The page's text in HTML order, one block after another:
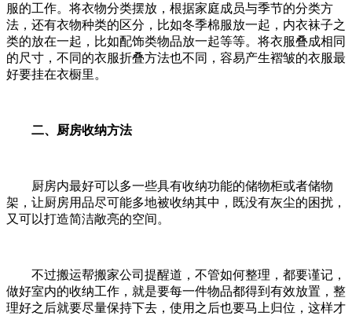
服的工作。将衣物分类摆放，根据家庭成员与季节的分类方
法，还有衣物种类的区分，比如冬季棉服放一起，内衣袜子之
类的放在一起，比如配饰类物品放一起等等。将衣服叠成相同
的尺寸，不同的衣服折叠方法也不同，容易产生褶皱的衣服最
好要挂在衣橱里。
二、厨房收纳方法
厨房内最好可以多一些具有收纳功能的储物柜或者储物
架，让厨房用品尽可能多地被收纳其中，既没有灰尘的困扰，
又可以打造简洁敞亮的空间。
不过搬运帮搬家公司提醒道，不管如何整理，都要谨记，
做好室内的收纳工作，就是要每一件物品都得到有效放置，整
理好之后就要尽量保持下去，使用之后也要马上归位，这样才